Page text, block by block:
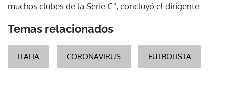
muchos clubes de la Serie C", concluyó el dirigente.
Temas relacionados
ITALIA CORONAVIRUS FUTBOLISTA